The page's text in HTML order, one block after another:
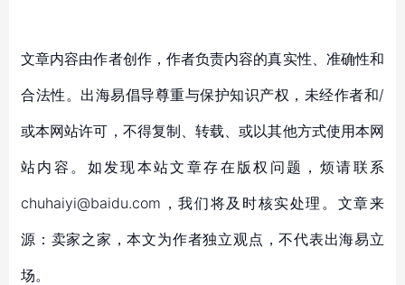
文章内容由作者创作，作者负责内容的真实性、准确性和
合法性。出海易倡导尊重与保护知识产权，未经作者和/
或本网站许可，不得复制、转载、或以其他方式使用本网
站内容。如发现本站文章存在版权问题，烦请联系
chuhaiyi@baidu.com，我们将及时核实处理。文章来
源：卖家之家，本文为作者独立观点，不代表出海易立
场。